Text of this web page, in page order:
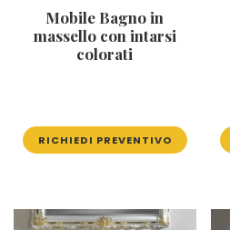
Mobile Bagno in
massello con intarsi
colorati
RICHIEDI PREVENTIVO